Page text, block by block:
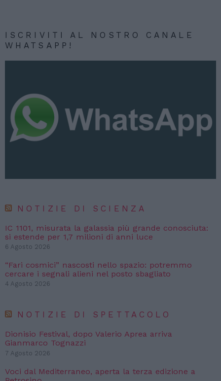
ISCRIVITI AL NOSTRO CANALE
WHATSAPP!
NOTIZIE DI SCIENZA
IC 1101, misurata la galassia più grande conosciuta:
si estende per 1,7 milioni di anni luce
6 Agosto 2026
“Fari cosmici” nascosti nello spazio: potremmo
cercare i segnali alieni nel posto sbagliato
4 Agosto 2026
NOTIZIE DI SPETTACOLO
Dionisio Festival, dopo Valerio Aprea arriva
Gianmarco Tognazzi
7 Agosto 2026
Voci dal Mediterraneo, aperta la terza edizione a